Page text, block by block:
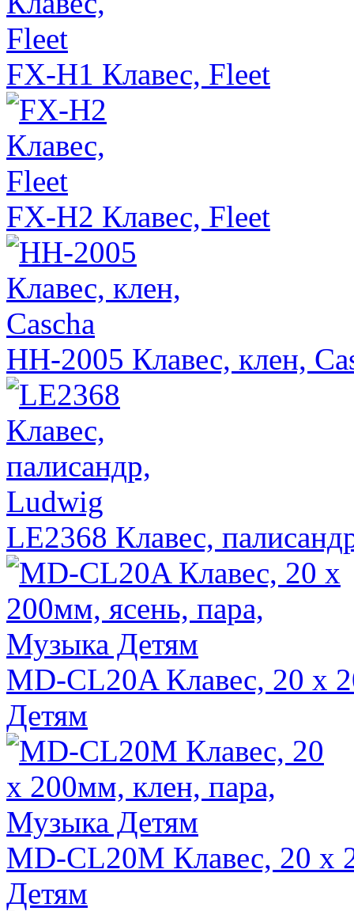
FX-H1 Клавес, Fleet
FX-H2 Клавес, Fleet
HH-2005 Клавес, клен,
LE2368 Клавес,
MD-CL20A Клавес, 20 х
Детям
MD-CL20M Клавес, 20 х
Детям